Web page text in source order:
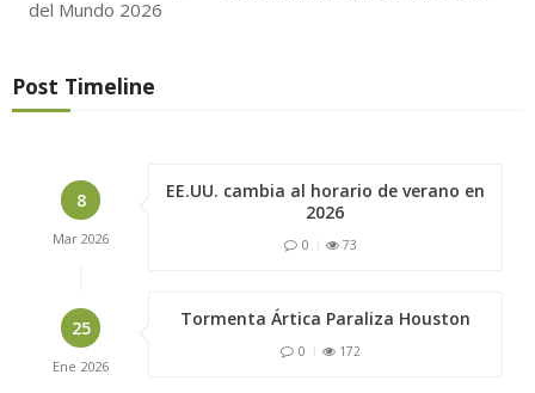
Post Timeline
8
Mar 2026
EE.UU. cambia al horario de verano en
2026
0 73
25
Ene 2026
Tormenta Ártica Paraliza Houston
0 172